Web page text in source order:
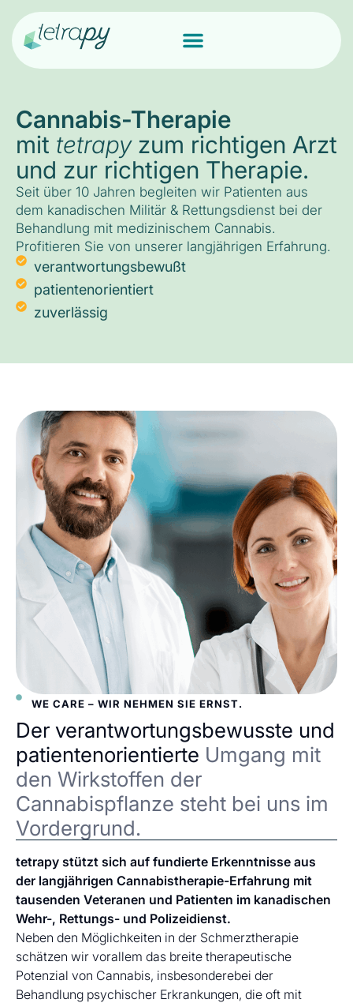
Cannabis-Therapie
mit tetrapyzum richtigen Arzt
und zur richtigen Therapie.
Seit über 10 Jahren begleiten wir Patienten aus
dem kanadischen Militär & Rettungsdienst bei der
Behandlung mit medizinischem Cannabis.
Profitieren Sie von unserer langjährigen Erfahrung.
verantwortungsbewußt
patientenorientiert
zuverlässig
WE CARE – WIR NEHMEN SIE ERNST.
Der verantwortungsbewusste und
patientenorientierte Umgang mit
den Wirkstoffen der
Cannabispflanze steht bei uns im
Vordergrund.
tetrapy stützt sich auf fundierte Erkenntnisse aus
der langjährigen Cannabistherapie-Erfahrung mit
tausenden Veteranen und Patienten im kanadischen
Wehr-, Rettungs- und Polizeidienst.
Neben den Möglichkeiten in der Schmerztherapie
schätzen wir vorallem das breite therapeutische
Potenzial von Cannabis, insbesonderebei der
Behandlung psychischer Erkrankungen, die oft mit